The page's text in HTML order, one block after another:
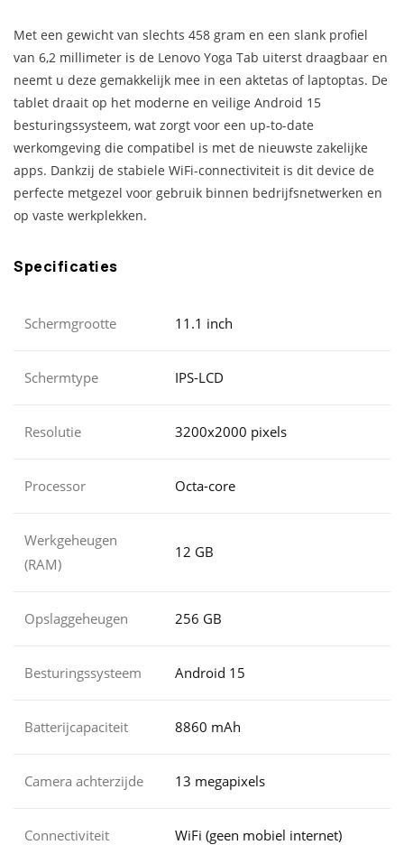
Met een gewicht van slechts 458 gram en een slank profiel
van 6,2 millimeter is de Lenovo Yoga Tab uiterst draagbaar en
neemt u deze gemakkelijk mee in een aktetas of laptoptas. De
tablet draait op het moderne en veilige Android 15
besturingssysteem, wat zorgt voor een up-to-date
werkomgeving die compatibel is met de nieuwste zakelijke
apps. Dankzij de stabiele WiFi-connectiviteit is dit device de
perfecte metgezel voor gebruik binnen bedrijfsnetwerken en
op vaste werkplekken.
Specificaties
Schermgrootte 11.1 inch
Schermtype IPS-LCD
Resolutie 3200x2000 pixels
Processor Octa-core
Werkgeheugen
(RAM)
12 GB
Opslaggeheugen 256 GB
Besturingssysteem Android 15
Batterijcapaciteit 8860 mAh
Camera achterzijde 13 megapixels
Connectiviteit WiFi (geen mobiel internet)